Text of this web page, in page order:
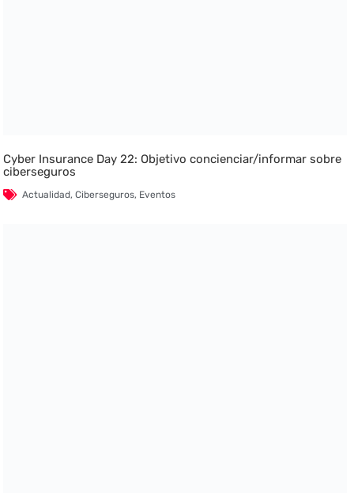
Cyber Insurance Day 22: Objetivo concienciar/informar sobre
ciberseguros
Actualidad,Ciberseguros, Eventos